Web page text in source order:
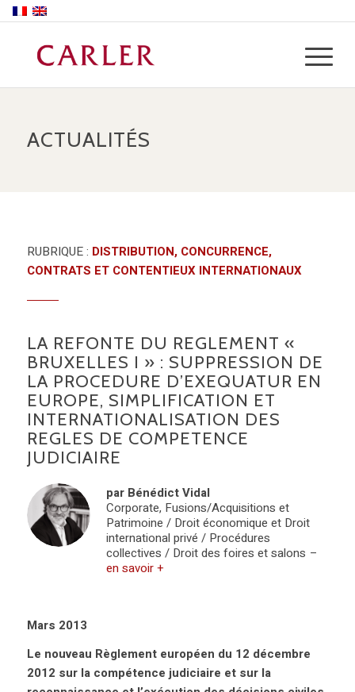
ACTUALITÉS
RUBRIQUE : DISTRIBUTION, CONCURRENCE,
CONTRATS ET CONTENTIEUX INTERNATIONAUX
LA REFONTE DU REGLEMENT «
BRUXELLES I » : SUPPRESSION DE
LA PROCEDURE D’EXEQUATUR EN
EUROPE, SIMPLIFICATION ET
INTERNATIONALISATION DES
REGLES DE COMPETENCE
JUDICIAIRE
par Bénédict Vidal
Corporate, Fusions/Acquisitions et
Patrimoine / Droit économique et Droit
international privé / Procédures
collectives / Droit des foires et salons –
en savoir +
Mars 2013
Le nouveau Règlement européen du 12 décembre
2012 sur la compétence judiciaire et sur la